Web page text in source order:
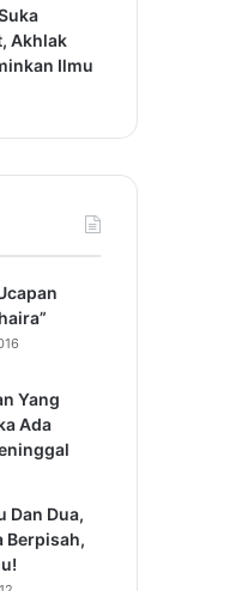
Akhlak
Ilmu
Yang
Ada
Dan Dua,
Berpisah,